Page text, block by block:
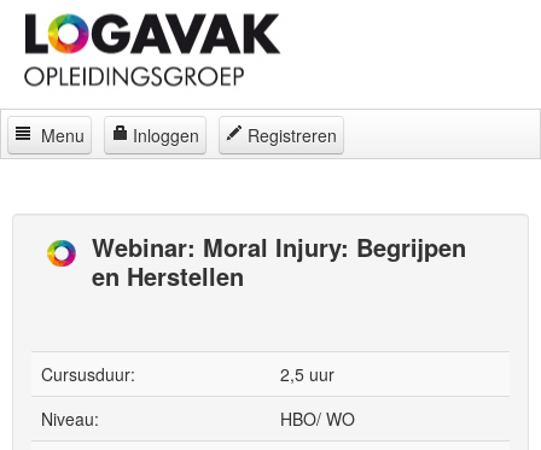
Menu Inloggen
Registreren
Curatorium
Locaties
Contact
Webinar: Moral Injury: Begrijpen
en Herstellen
Cursusduur:
2,5 uur
Niveau:
HBO/ WO